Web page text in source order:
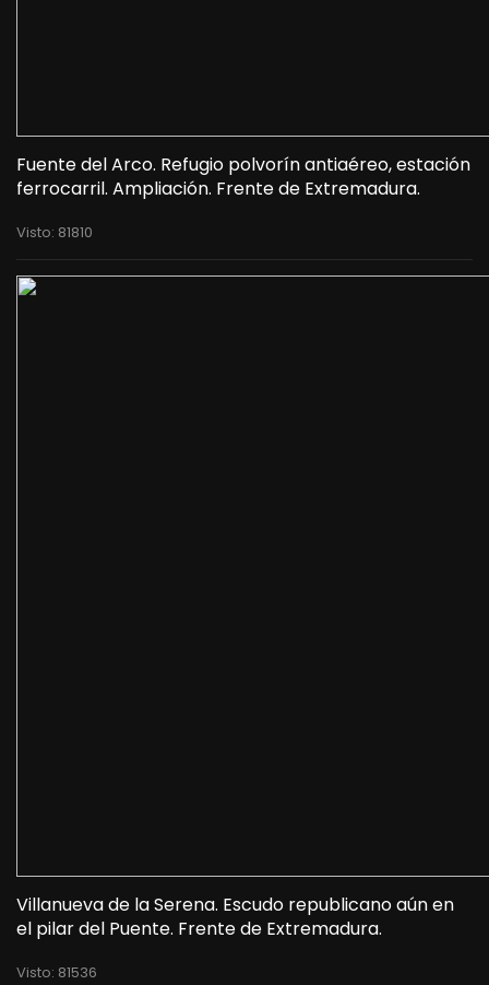
Fuente del Arco. Refugio polvorín antiaéreo, estación
ferrocarril. Ampliación. Frente de Extremadura.
Visto: 81810
Villanueva de la Serena. Escudo republicano aún en
el pilar del Puente. Frente de Extremadura.
Visto: 81536